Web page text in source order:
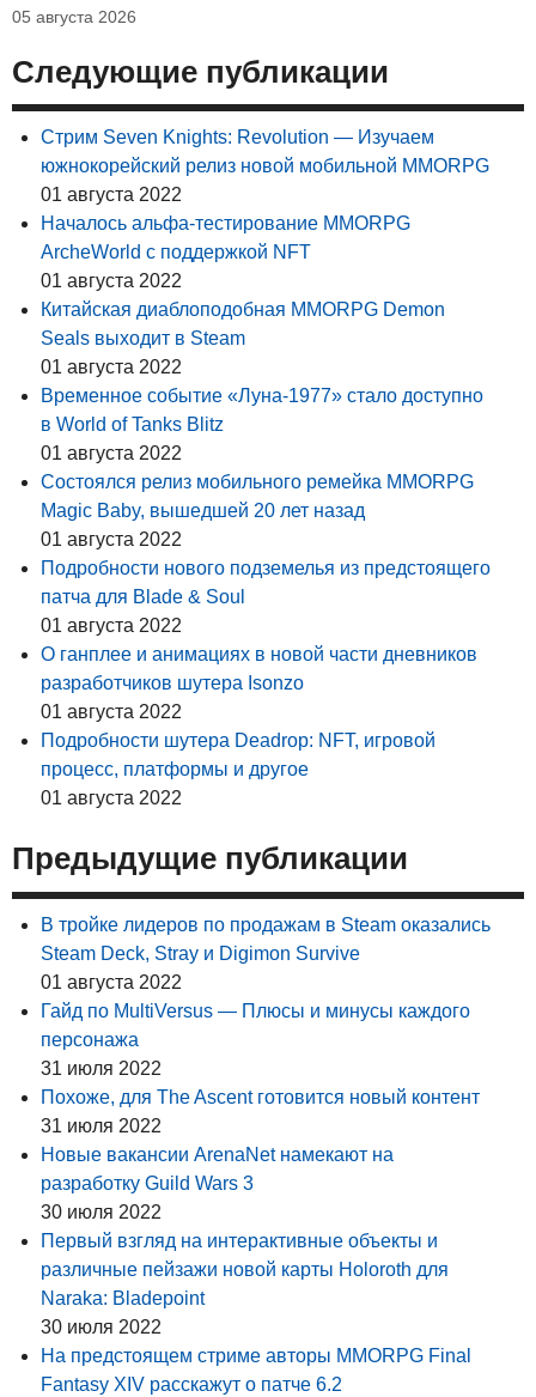
05 августа 2026
Следующие публикации
Стрим Seven Knights: Revolution — Изучаем
южнокорейский релиз новой мобильной MMORPG
01 августа 2022
Началось альфа-тестирование MMORPG
ArcheWorld с поддержкой NFT
01 августа 2022
Китайская диаблоподобная MMORPG Demon
Seals выходит в Steam
01 августа 2022
Временное событие «Луна-1977» стало доступно
в World of Tanks Blitz
01 августа 2022
Состоялся релиз мобильного ремейка MMORPG
Magic Baby, вышедшей 20 лет назад
01 августа 2022
Подробности нового подземелья из предстоящего
патча для Blade & Soul
01 августа 2022
О ганплее и анимациях в новой части дневников
разработчиков шутера Isonzo
01 августа 2022
Подробности шутера Deadrop: NFT, игровой
процесс, платформы и другое
01 августа 2022
Предыдущие публикации
В тройке лидеров по продажам в Steam оказались
Steam Deck, Stray и Digimon Survive
01 августа 2022
Гайд по MultiVersus — Плюсы и минусы каждого
персонажа
31 июля 2022
Похоже, для The Ascent готовится новый контент
31 июля 2022
Новые вакансии ArenaNet намекают на
разработку Guild Wars 3
30 июля 2022
Первый взгляд на интерактивные объекты и
различные пейзажи новой карты Holoroth для
Naraka: Bladepoint
30 июля 2022
На предстоящем стриме авторы MMORPG Final
Fantasy XIV расскажут о патче 6.2